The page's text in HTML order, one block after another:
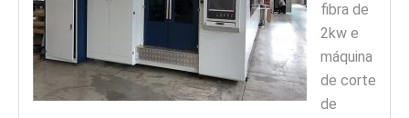
fibra de
2kw e
máquina
de corte
de